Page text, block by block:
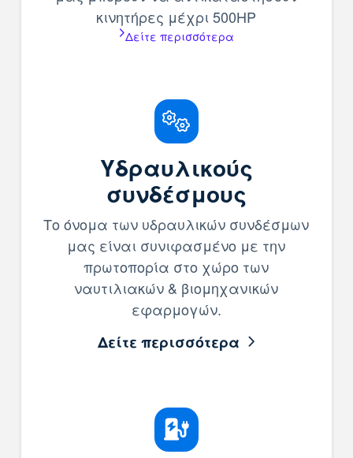
κινητήρες μέχρι 500HP
Δείτε περισσότερα
Υδραυλικούς
συνδέσμους
Το όνομα των υδραυλικών συνδέσμων
μας είναι συνιφασμένο με την
πρωτοπορία στο χώρο των
ναυτιλιακών & βιομηχανικών
εφαρμογών.
Δείτε περισσότερα